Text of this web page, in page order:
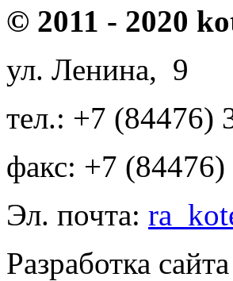
© 2011 - 2020
ул. Ленина, 9
тел.: +7 (84476)
факс: +7
Эл. почта:
Разработка